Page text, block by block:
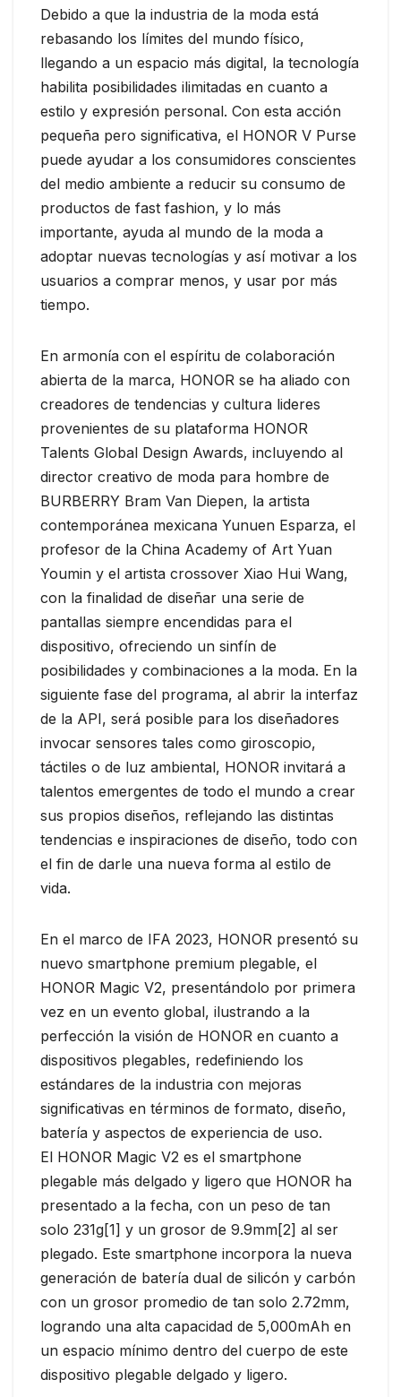
Debido a que la industria de la moda está
rebasando los límites del mundo físico,
llegando a un espacio más digital, la tecnología
habilita posibilidades ilimitadas en cuanto a
estilo y expresión personal. Con esta acción
pequeña pero significativa, el HONOR V Purse
puede ayudar a los consumidores conscientes
del medio ambiente a reducir su consumo de
productos de fast fashion, y lo más
importante, ayuda al mundo de la moda a
adoptar nuevas tecnologías y así motivar a los
usuarios a comprar menos, y usar por más
tiempo.
En armonía con el espíritu de colaboración
abierta de la marca, HONOR se ha aliado con
creadores de tendencias y cultura lideres
provenientes de su plataforma HONOR
Talents Global Design Awards, incluyendo al
director creativo de moda para hombre de
BURBERRY Bram Van Diepen, la artista
contemporánea mexicana Yunuen Esparza, el
profesor de la China Academy of Art Yuan
Youmin y el artista crossover Xiao Hui Wang,
con la finalidad de diseñar una serie de
pantallas siempre encendidas para el
dispositivo, ofreciendo un sinfín de
posibilidades y combinaciones a la moda. En la
siguiente fase del programa, al abrir la interfaz
de la API, será posible para los diseñadores
invocar sensores tales como giroscopio,
táctiles o de luz ambiental, HONOR invitará a
talentos emergentes de todo el mundo a crear
sus propios diseños, reflejando las distintas
tendencias e inspiraciones de diseño, todo con
el fin de darle una nueva forma al estilo de
vida.
En el marco de IFA 2023, HONOR presentó su
nuevo smartphone premium plegable, el
HONOR Magic V2, presentándolo por primera
vez en un evento global, ilustrando a la
perfección la visión de HONOR en cuanto a
dispositivos plegables, redefiniendo los
estándares de la industria con mejoras
significativas en términos de formato, diseño,
batería y aspectos de experiencia de uso.
El HONOR Magic V2 es el smartphone
plegable más delgado y ligero que HONOR ha
presentado a la fecha, con un peso de tan
solo 231g[1] y un grosor de 9.9mm[2] al ser
plegado. Este smartphone incorpora la nueva
generación de batería dual de silicón y carbón
con un grosor promedio de tan solo 2.72mm,
logrando una alta capacidad de 5,000mAh en
un espacio mínimo dentro del cuerpo de este
dispositivo plegable delgado y ligero.